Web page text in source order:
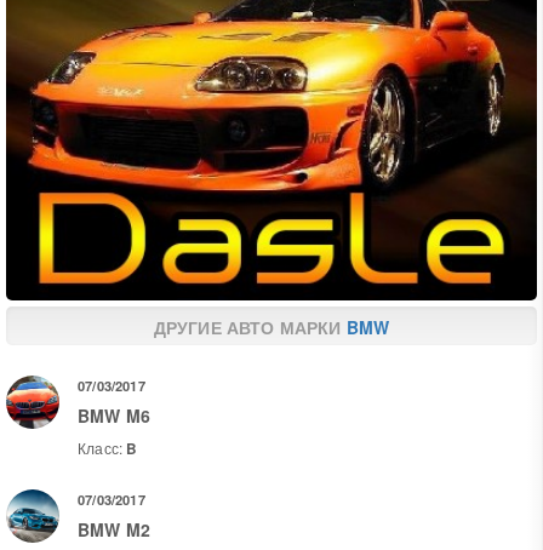
ДРУГИЕ АВТО МАРКИ BMW
07/03/2017
BMW M6
Класс: B
07/03/2017
BMW M2